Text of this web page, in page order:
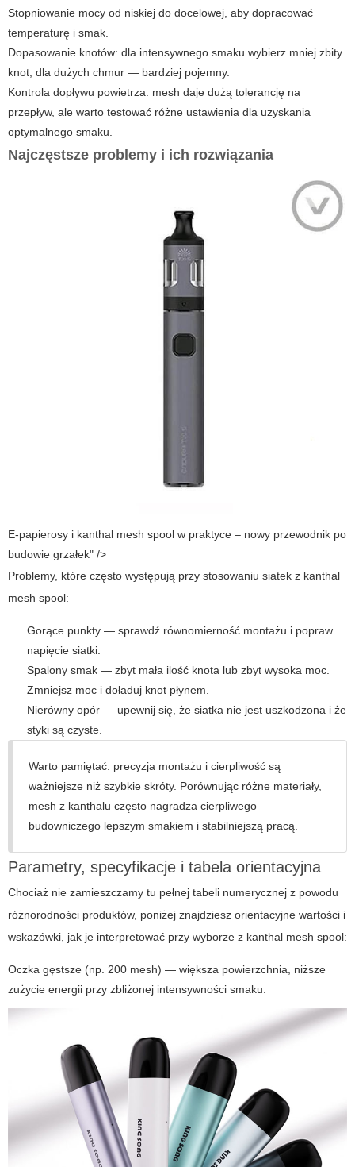
Stopniowanie mocy od niskiej do docelowej, aby dopracować
temperaturę i smak.
Dopasowanie knotów: dla intensywnego smaku wybierz mniej zbity
knot, dla dużych chmur — bardziej pojemny.
Kontrola dopływu powietrza: mesh daje dużą tolerancję na
przepływ, ale warto testować różne ustawienia dla uzyskania
optymalnego smaku.
Najczęstsze problemy i ich rozwiązania
E-papierosy i kanthal mesh spool w praktyce – nowy przewodnik po
budowie grzałek" />
Problemy, które często występują przy stosowaniu siatek z kanthal
mesh spool:
Gorące punkty — sprawdź równomierność montażu i popraw
napięcie siatki.
Spalony smak — zbyt mała ilość knota lub zbyt wysoka moc.
Zmniejsz moc i doładuj knot płynem.
Nierówny opór — upewnij się, że siatka nie jest uszkodzona i że
styki są czyste.
Warto pamiętać: precyzja montażu i cierpliwość są
ważniejsze niż szybkie skróty. Porównując różne materiały,
mesh z kanthalu często nagradza cierpliwego
budowniczego lepszym smakiem i stabilniejszą pracą.
Parametry, specyfikacje i tabela orientacyjna
Chociaż nie zamieszczamy tu pełnej tabeli numerycznej z powodu
różnorodności produktów, poniżej znajdziesz orientacyjne wartości i
wskazówki, jak je interpretować przy wyborze z kanthal mesh spool:
Oczka gęstsze (np. 200 mesh) — większa powierzchnia, niższe
zużycie energii przy zbliżonej intensywności smaku.